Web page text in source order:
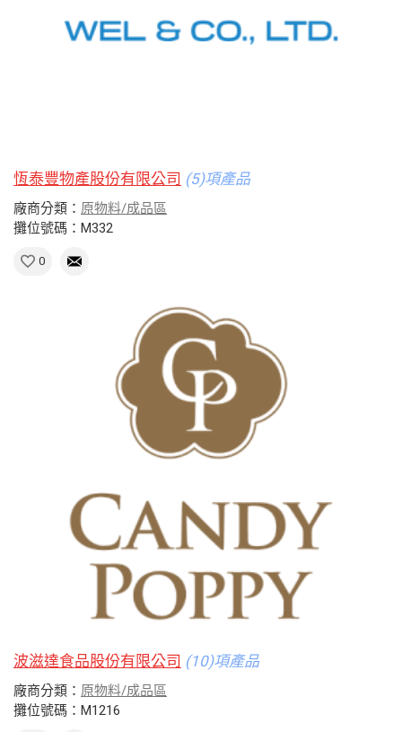
恆泰豐物產股份有限公司 (5)項產品
廠商分類： 原物料/成品區
攤位號碼：M332
0
波滋達食品股份有限公司 (10)項產品
廠商分類： 原物料/成品區
攤位號碼：M1216